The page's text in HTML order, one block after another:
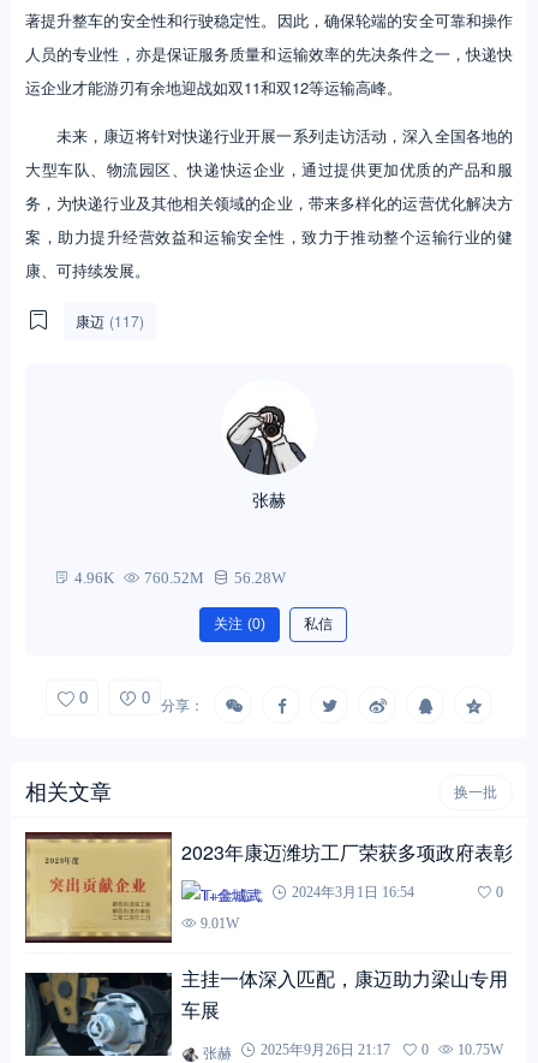
著提升整车的安全性和行驶稳定性。因此，确保轮端的安全可靠和操作
人员的专业性，亦是保证服务质量和运输效率的先决条件之一，快递快
运企业才能游刃有余地迎战如双11和双12等运输高峰。
未来，康迈将针对快递行业开展一系列走访活动，深入全国各地的
大型车队、物流园区、快递快运企业，通过提供更加优质的产品和服
务，为快递行业及其他相关领域的企业，带来多样化的运营优化解决方
案，助力提升经营效益和运输安全性，致力于推动整个运输行业的健
康、可持续发展。
康迈 (117)
张赫
4.96K 760.52M 56.28W
关注 (0) 私信
0 0 分享：
相关文章 换一批
2023年康迈潍坊工厂荣获多项政府表彰
T+金城武 2024年3月1日 16:54
0
9.01W
主挂一体深入匹配，康迈助力梁山专用
车展
张赫 2025年9月26日 21:17 0 10.75W